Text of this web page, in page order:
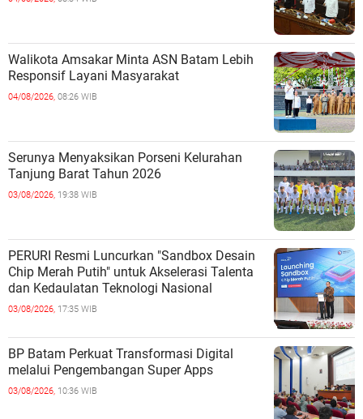
Walikota Amsakar Minta ASN Batam Lebih
Responsif Layani Masyarakat
04/08/2026, 08:26 WIB
Serunya Menyaksikan Porseni Kelurahan
Tanjung Barat Tahun 2026
03/08/2026, 19:38 WIB
PERURI Resmi Luncurkan "Sandbox Desain
Chip Merah Putih" untuk Akselerasi Talenta
dan Kedaulatan Teknologi Nasional
03/08/2026, 17:35 WIB
BP Batam Perkuat Transformasi Digital
melalui Pengembangan Super Apps
03/08/2026, 10:36 WIB